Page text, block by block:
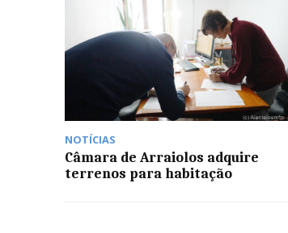
NOTÍCIAS
Câmara de Arraiolos adquire
terrenos para habitação